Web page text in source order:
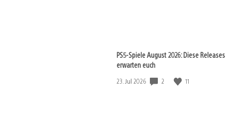
PS5-Spiele August 2026: Diese Releases
erwarten euch
Veröffentlichungsdatum:
23. Jul 2026 2 11